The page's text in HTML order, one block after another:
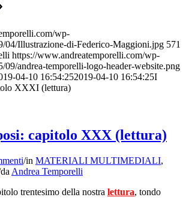
wp-
04/Illustrazione-di-Federico-Maggioni.jpg 571
https://www.andreatemporelli.com/wp-
09/andrea-temporelli-logo-header-website.png
04-10 16:54:252019-04-10 16:54:25I
XXXI (lettura)
capitolo XXX (lettura)
/in MATERIALI MULTIMEDIALI,
da Andrea Temporelli
trentesimo della nostra lettura, tondo